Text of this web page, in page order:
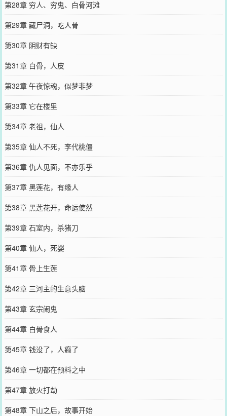
第28章 穷人、穷鬼、白骨河滩
第29章 藏尸洞，吃人骨
第30章 阴财有缺
第31章 白骨，人皮
第32章 午夜惊魂，似梦非梦
第33章 它在楼里
第34章 老祖，仙人
第35章 仙人不死，李代桃僵
第36章 仇人见面，不亦乐乎
第37章 黑莲花，有缘人
第38章 黑莲花开，命运使然
第39章 石室内，杀猪刀
第40章 仙人，死婴
第41章 骨上生莲
第42章 三河主的生意头脑
第43章 玄宗闹鬼
第44章 白骨食人
第45章 钱没了，人癫了
第46章 一切都在预料之中
第47章 放火打劫
第48章 下山之后，故事开始